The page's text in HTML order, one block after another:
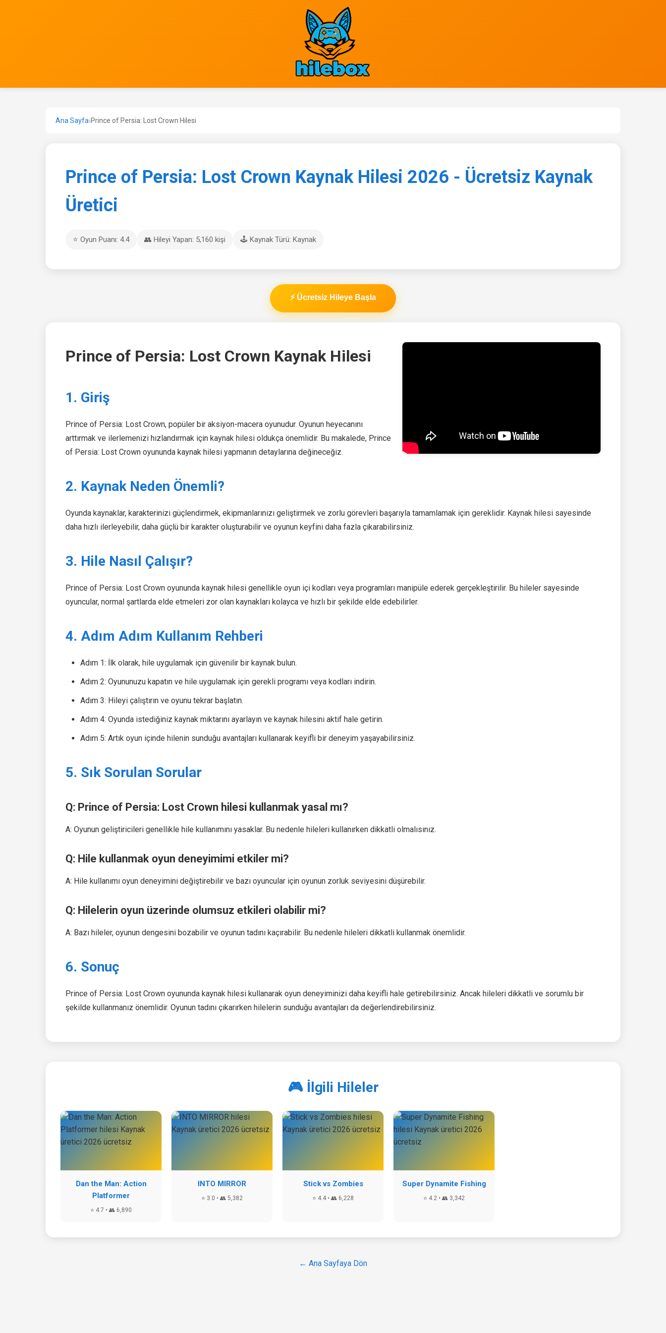
Ana Sayfa›Prince of Persia: Lost Crown Hilesi
Prince of Persia: Lost Crown Kaynak Hilesi 2026 - Ücretsiz Kaynak
Üretici
⭐ Oyun Puanı: 4.4 👥 Hileyi Yapan: 5,160 kişi 🕹️ Kaynak Türü: Kaynak
⚡ Ücretsiz Hileye Başla
Prince of Persia: Lost Crown Kaynak Hilesi
1. Giriş
Prince of Persia: Lost Crown, popüler bir aksiyon-macera oyunudur. Oyunun heyecanını
arttırmak ve ilerlemenizi hızlandırmak için kaynak hilesi oldukça önemlidir. Bu makalede, Prince
of Persia: Lost Crown oyununda kaynak hilesi yapmanın detaylarına değineceğiz.
2. Kaynak Neden Önemli?
Oyunda kaynaklar, karakterinizi güçlendirmek, ekipmanlarınızı geliştirmek ve zorlu görevleri başarıyla tamamlamak için gereklidir. Kaynak hilesi sayesinde
daha hızlı ilerleyebilir, daha güçlü bir karakter oluşturabilir ve oyunun keyfini daha fazla çıkarabilirsiniz.
3. Hile Nasıl Çalışır?
Prince of Persia: Lost Crown oyununda kaynak hilesi genellikle oyun içi kodları veya programları manipüle ederek gerçekleştirilir. Bu hileler sayesinde
oyuncular, normal şartlarda elde etmeleri zor olan kaynakları kolayca ve hızlı bir şekilde elde edebilirler.
4. Adım Adım Kullanım Rehberi
Adım 1: İlk olarak, hile uygulamak için güvenilir bir kaynak bulun.
Adım 2: Oyununuzu kapatın ve hile uygulamak için gerekli programı veya kodları indirin.
Adım 3: Hileyi çalıştırın ve oyunu tekrar başlatın.
Adım 4: Oyunda istediğiniz kaynak miktarını ayarlayın ve kaynak hilesini aktif hale getirin.
Adım 5: Artık oyun içinde hilenin sunduğu avantajları kullanarak keyifli bir deneyim yaşayabilirsiniz.
5. Sık Sorulan Sorular
Q: Prince of Persia: Lost Crown hilesi kullanmak yasal mı?
A: Oyunun geliştiricileri genellikle hile kullanımını yasaklar. Bu nedenle hileleri kullanırken dikkatli olmalısınız.
Q: Hile kullanmak oyun deneyimimi etkiler mi?
A: Hile kullanımı oyun deneyimini değiştirebilir ve bazı oyuncular için oyunun zorluk seviyesini düşürebilir.
Q: Hilelerin oyun üzerinde olumsuz etkileri olabilir mi?
A: Bazı hileler, oyunun dengesini bozabilir ve oyunun tadını kaçırabilir. Bu nedenle hileleri dikkatli kullanmak önemlidir.
6. Sonuç
Prince of Persia: Lost Crown oyununda kaynak hilesi kullanarak oyun deneyiminizi daha keyifli hale getirebilirsiniz. Ancak hileleri dikkatli ve sorumlu bir
şekilde kullanmanız önemlidir. Oyunun tadını çıkarırken hilelerin sunduğu avantajları da değerlendirebilirsiniz.
🎮 İlgili Hileler
Dan the Man: Action
Platformer
⭐ 4.7 • 👥 6,890
INTO MIRROR
⭐ 3.0 • 👥 5,382
Stick vs Zombies
⭐ 4.4 • 👥 6,228
Super Dynamite Fishing
⭐ 4.2 • 👥 3,342
← Ana Sayfaya Dön